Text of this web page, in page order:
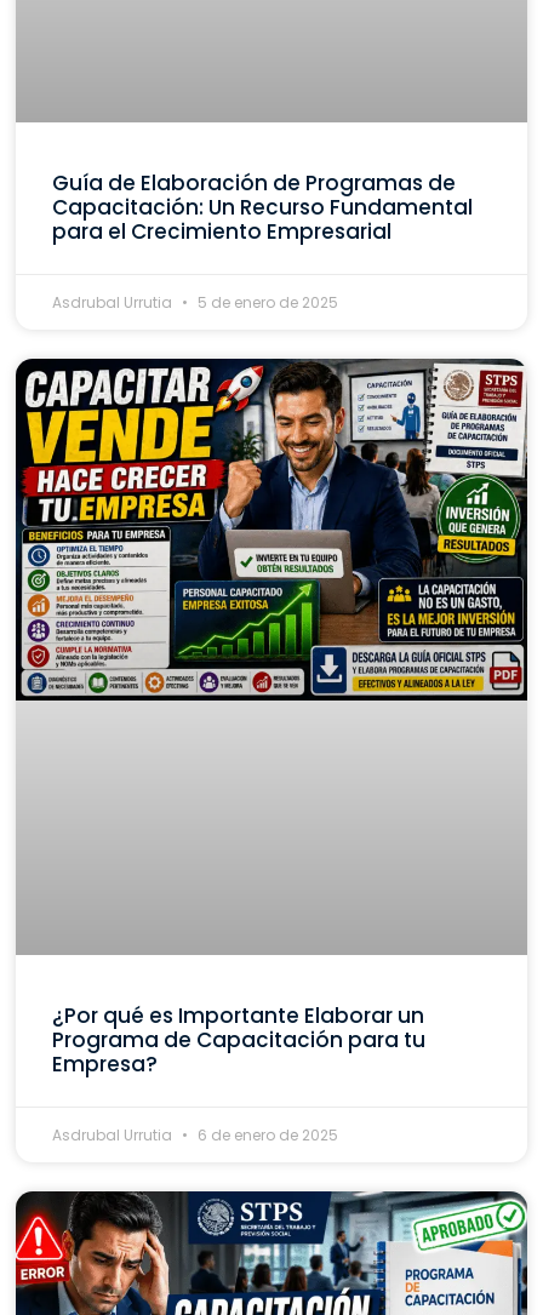
Guía de Elaboración de Programas de
Capacitación: Un Recurso Fundamental
para el Crecimiento Empresarial
Asdrubal Urrutia 5 de enero de 2025
¿Por qué es Importante Elaborar un
Programa de Capacitación para tu
Empresa?
Asdrubal Urrutia 6 de enero de 2025